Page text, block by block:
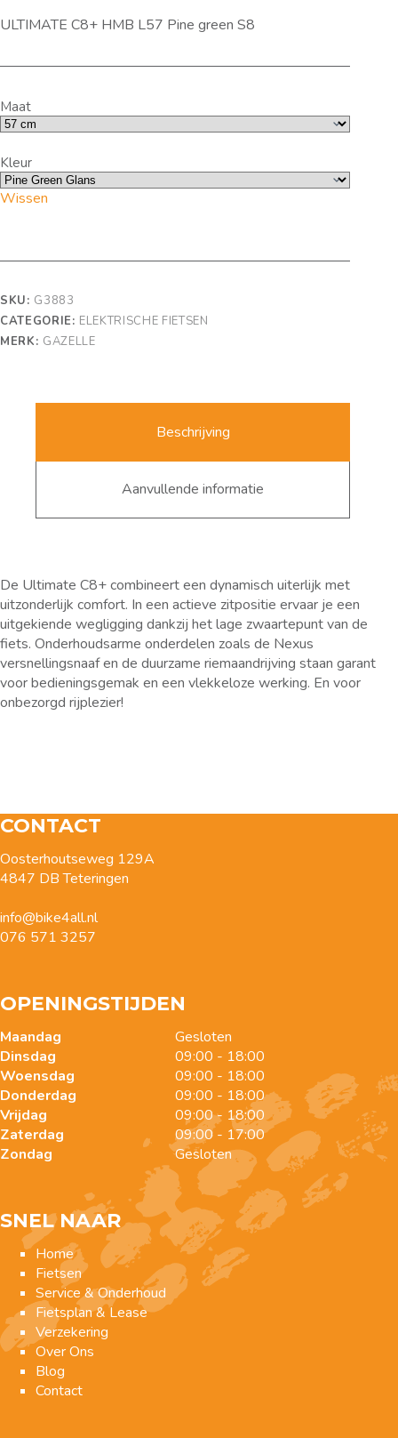
ULTIMATE C8+ HMB L57 Pine green S8
Maat
Kleur
Wissen
SKU: G3883
CATEGORIE: ELEKTRISCHE FIETSEN
MERK: GAZELLE
Beschrijving
Aanvullende informatie
De Ultimate C8+ combineert een dynamisch uiterlijk met
uitzonderlijk comfort. In een actieve zitpositie ervaar je een
uitgekiende wegligging dankzij het lage zwaartepunt van de
fiets. Onderhoudsarme onderdelen zoals de Nexus
versnellingsnaaf en de duurzame riemaandrijving staan garant
voor bedieningsgemak en een vlekkeloze werking. En voor
onbezorgd rijplezier!
CONTACT
Oosterhoutseweg 129A
4847 DB Teteringen
info@bike4all.nl
076 571 3257
OPENINGSTIJDEN
Maandag
Dinsdag
Woensdag
Donderdag
Vrijdag
Zaterdag
Zondag
Gesloten
09:00 - 18:00
09:00 - 18:00
09:00 - 18:00
09:00 - 18:00
09:00 - 17:00
Gesloten
SNEL NAAR
Home
Fietsen
Service & Onderhoud
Fietsplan & Lease
Verzekering
Over Ons
Blog
Contact